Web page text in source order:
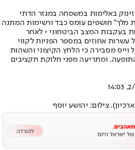
באלימות במשפחה במגזר הדתי
מלך" חושפים עומס כבד ורשימות המתנה
בעקבות המצב הביטחוני • לאחר
עשרות אחוזים במספר הפניות לקווי
מסבירה כי הלחץ הקיצוני והשהות
ומתריעה מפני חלוקת תקציבים
2/
צילום: יהושע יוסף